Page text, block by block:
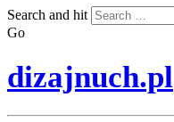
Search and hit
Go
dizajnuch.pl